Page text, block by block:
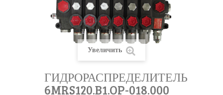
Увеличить
ГИДРОРАСПРЕДЕЛИТЕЛЬ
6MRS120.B1.OP-018.000